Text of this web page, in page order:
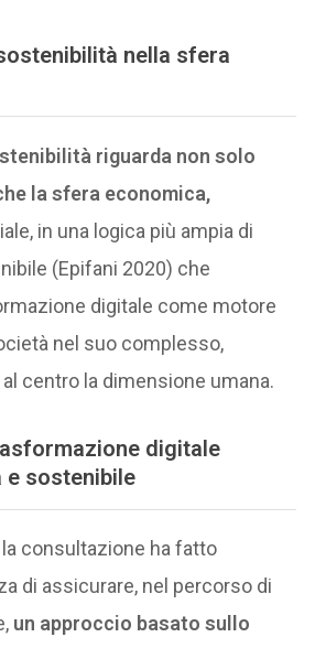
nella sfera
riguarda non solo
la sfera economica,
in una logica più ampia di
(Epifani 2020) che
digitale come motore
nel suo complesso,
centro la dimensione umana.
digitale
sostenibile
consultazione ha fatto
di assicurare, nel percorso di
un approccio basato sullo